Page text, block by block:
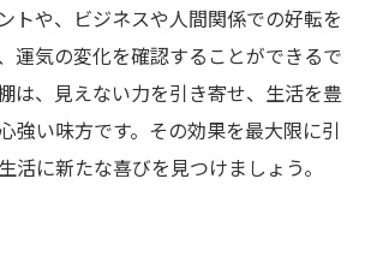
トや、ビジネスや人間関係での好転を
運気の変化を確認することができるで
は、見えない力を引き寄せ、生活を豊
強い味方です。その効果を最大限に引
活に新たな喜びを見つけましょう。